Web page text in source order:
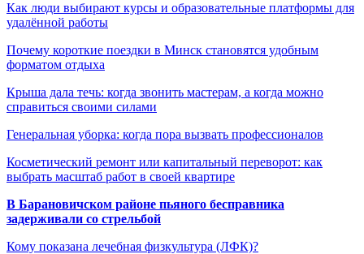
Как люди выбирают курсы и образовательные платформы для
удалённой работы
Почему короткие поездки в Минск становятся удобным
форматом отдыха
Крыша дала течь: когда звонить мастерам, а когда можно
справиться своими силами
Генеральная уборка: когда пора вызвать профессионалов
Косметический ремонт или капитальный переворот: как
выбрать масштаб работ в своей квартире
В Барановичском районе пьяного бесправника
задерживали со стрельбой
Кому показана лечебная физкультура (ЛФК)?